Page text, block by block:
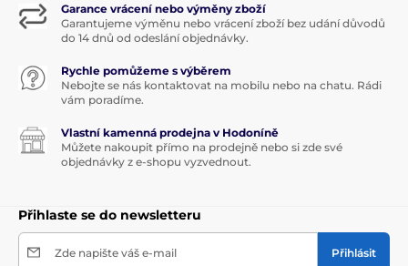
Garance vrácení nebo výměny zboží
Garantujeme výměnu nebo vrácení zboží bez udání důvodů
do 14 dnů od odeslání objednávky.
Rychle pomůžeme s výběrem
Nebojte se nás kontaktovat na mobilu nebo na chatu. Rádi
vám poradíme.
Vlastní kamenná prodejna v Hodoníně
Můžete nakoupit přímo na prodejně nebo si zde své
objednávky z e-shopu vyzvednout.
Přihlaste se do newsletteru
Zde napište váš e-mail Přihlásit